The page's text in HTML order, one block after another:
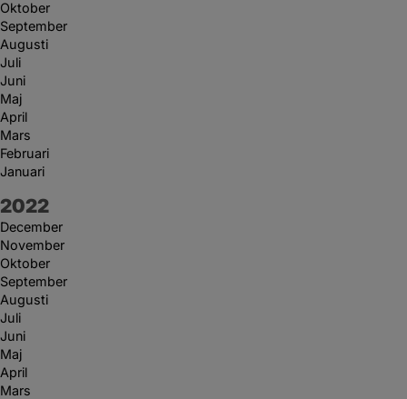
Oktober
September
Augusti
Juli
Juni
Maj
April
Mars
Februari
Januari
År:
2022
December
November
Oktober
September
Augusti
Juli
Juni
Maj
April
Mars